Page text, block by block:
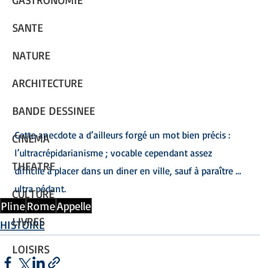
SANTE
NATURE
ARCHITECTURE
BANDE DESSINEE
CINEMA
THEATRE
CULTURE
LIVRES
LOISIRS
Cette anecdote a d’ailleurs forgé un mot bien précis :
l’ultracrépidarianisme ; vocable cependant assez
difficile à placer dans un diner en ville, sauf à paraître …
ultra pédant.
PlineRomeAppelle
HISTOIRE